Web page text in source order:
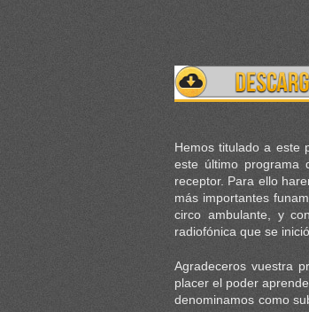
Hemos titulado a este
este último programa
receptor. Para ello
más importantes
circo ambulante, y
radiofónica que se
Agradeceros vuestra
placer el poder
denominamos como